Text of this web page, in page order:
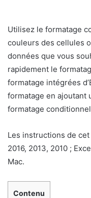
Utilisez le formatage
couleurs des cellules
données que vous
rapidement le
formatage intégrées
formatage en ajoutant
formatage
Les instructions de cet
2016, 2013, 2010 ;
Mac.
Contenu